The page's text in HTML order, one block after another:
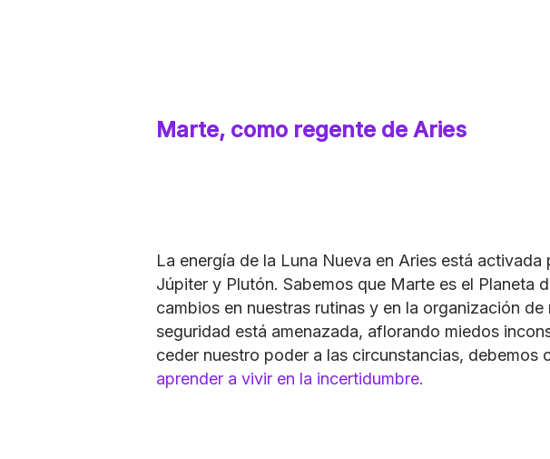
Marte, como regente de Aries
La energía de la Luna Nueva en Aries está
Júpiter y Plutón. Sabemos que Marte es el Planeta
cambios en nuestras rutinas y en la organización
seguridad está amenazada, aflorando miedos
ceder nuestro poder a las circunstancias, debemos
aprender a vivir en la incertidumbre.